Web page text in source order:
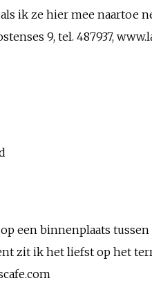
ik ze hier mee naartoe
9, tel. 487937,
een binnenplaats
zit ik het liefst op het